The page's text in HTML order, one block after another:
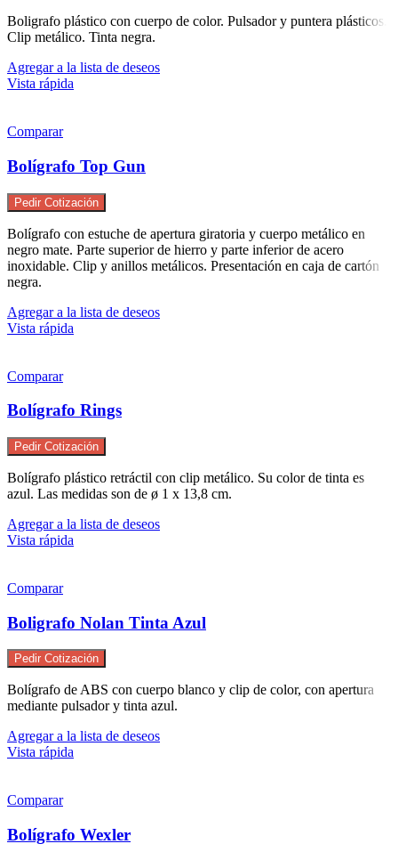
Boligrafo plástico con cuerpo de color. Pulsador y puntera plásticos.
Clip metálico. Tinta negra.
Agregar a la lista de deseos
Vista rápida
Comparar
Bolígrafo Top Gun
Pedir Cotización
Bolígrafo con estuche de apertura giratoria y cuerpo metálico en
negro mate. Parte superior de hierro y parte inferior de acero
inoxidable. Clip y anillos metálicos. Presentación en caja de cartón
negra.
Agregar a la lista de deseos
Vista rápida
Comparar
Bolígrafo Rings
Pedir Cotización
Bolígrafo plástico retráctil con clip metálico. Su color de tinta es
azul. Las medidas son de ø 1 x 13,8 cm.
Agregar a la lista de deseos
Vista rápida
Comparar
Boligrafo Nolan Tinta Azul
Pedir Cotización
Bolígrafo de ABS con cuerpo blanco y clip de color, con apertura
mediante pulsador y tinta azul.
Agregar a la lista de deseos
Vista rápida
Comparar
Bolígrafo Wexler